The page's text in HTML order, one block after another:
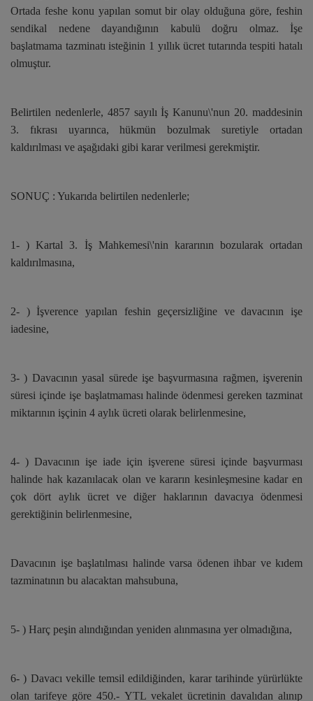
Ortada feshe konu yapılan somut bir olay olduğuna göre, feshin
sendikal nedene dayandığının kabulü doğru olmaz. İşe
başlatmama tazminatı isteğinin 1 yıllık ücret tutarında tespiti hatalı
olmuştur.
Belirtilen nedenlerle, 4857 sayılı İş Kanunu\'nun 20. maddesinin
3. fıkrası uyarınca, hükmün bozulmak suretiyle ortadan
kaldırılması ve aşağıdaki gibi karar verilmesi gerekmiştir.
SONUÇ : Yukarıda belirtilen nedenlerle;
1- ) Kartal 3. İş Mahkemesi\'nin kararının bozularak ortadan
kaldırılmasına,
2- ) İşverence yapılan feshin geçersizliğine ve davacının işe
iadesine,
3- ) Davacının yasal sürede işe başvurmasına rağmen, işverenin
süresi içinde işe başlatmaması halinde ödenmesi gereken tazminat
miktarının işçinin 4 aylık ücreti olarak belirlenmesine,
4- ) Davacının işe iade için işverene süresi içinde başvurması
halinde hak kazanılacak olan ve kararın kesinleşmesine kadar en
çok dört aylık ücret ve diğer haklarının davacıya ödenmesi
gerektiğinin belirlenmesine,
Davacının işe başlatılması halinde varsa ödenen ihbar ve kıdem
tazminatının bu alacaktan mahsubuna,
5- ) Harç peşin alındığından yeniden alınmasına yer olmadığına,
6- ) Davacı vekille temsil edildiğinden, karar tarihinde yürürlükte
olan tarifeye göre 450.- YTL vekalet ücretinin davalıdan alınıp